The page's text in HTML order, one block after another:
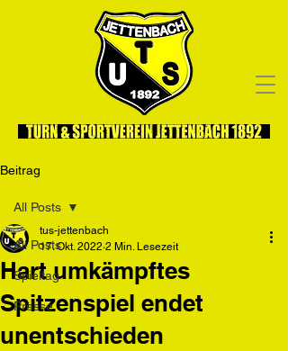
Beitrag
All Posts
Spieltag
Presse
All Posts
Hart umkämpftes
Spitzenspiel endet
unentschieden
tus-jettenbach
17. Okt. 2022 2 Min. Lesezeit